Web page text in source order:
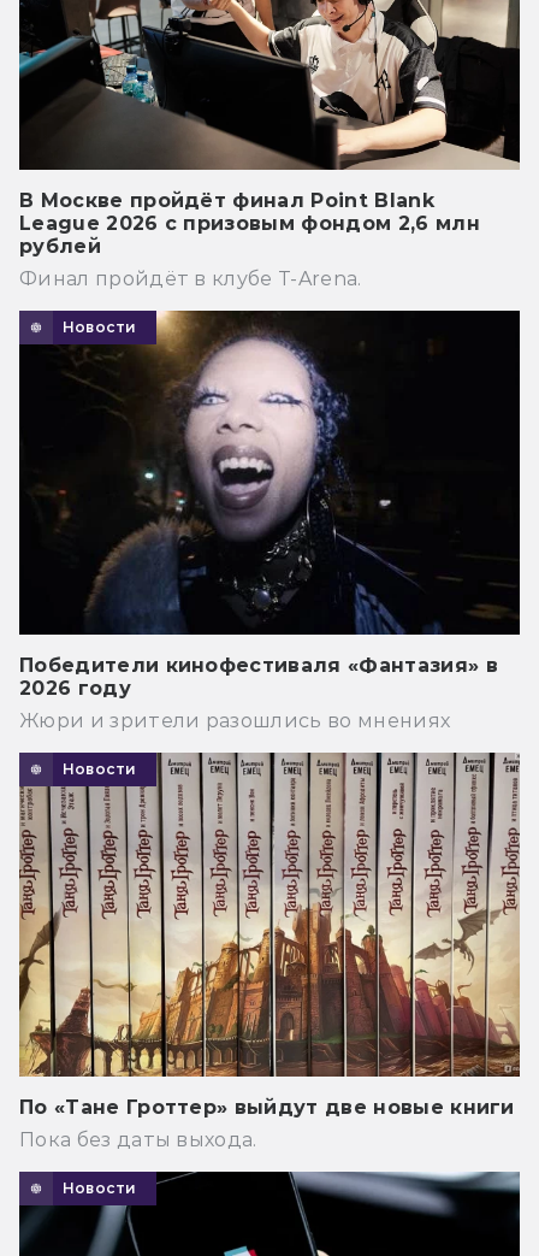
В Москве пройдёт финал Point Blank
League 2026 с призовым фондом 2,6 млн
рублей
Финал пройдёт в клубе T-Arena.
Новости
Победители кинофестиваля «Фантазия» в
2026 году
Жюри и зрители разошлись во мнениях
Новости
По «Тане Гроттер» выйдут две новые книги
Пока без даты выхода.
Новости